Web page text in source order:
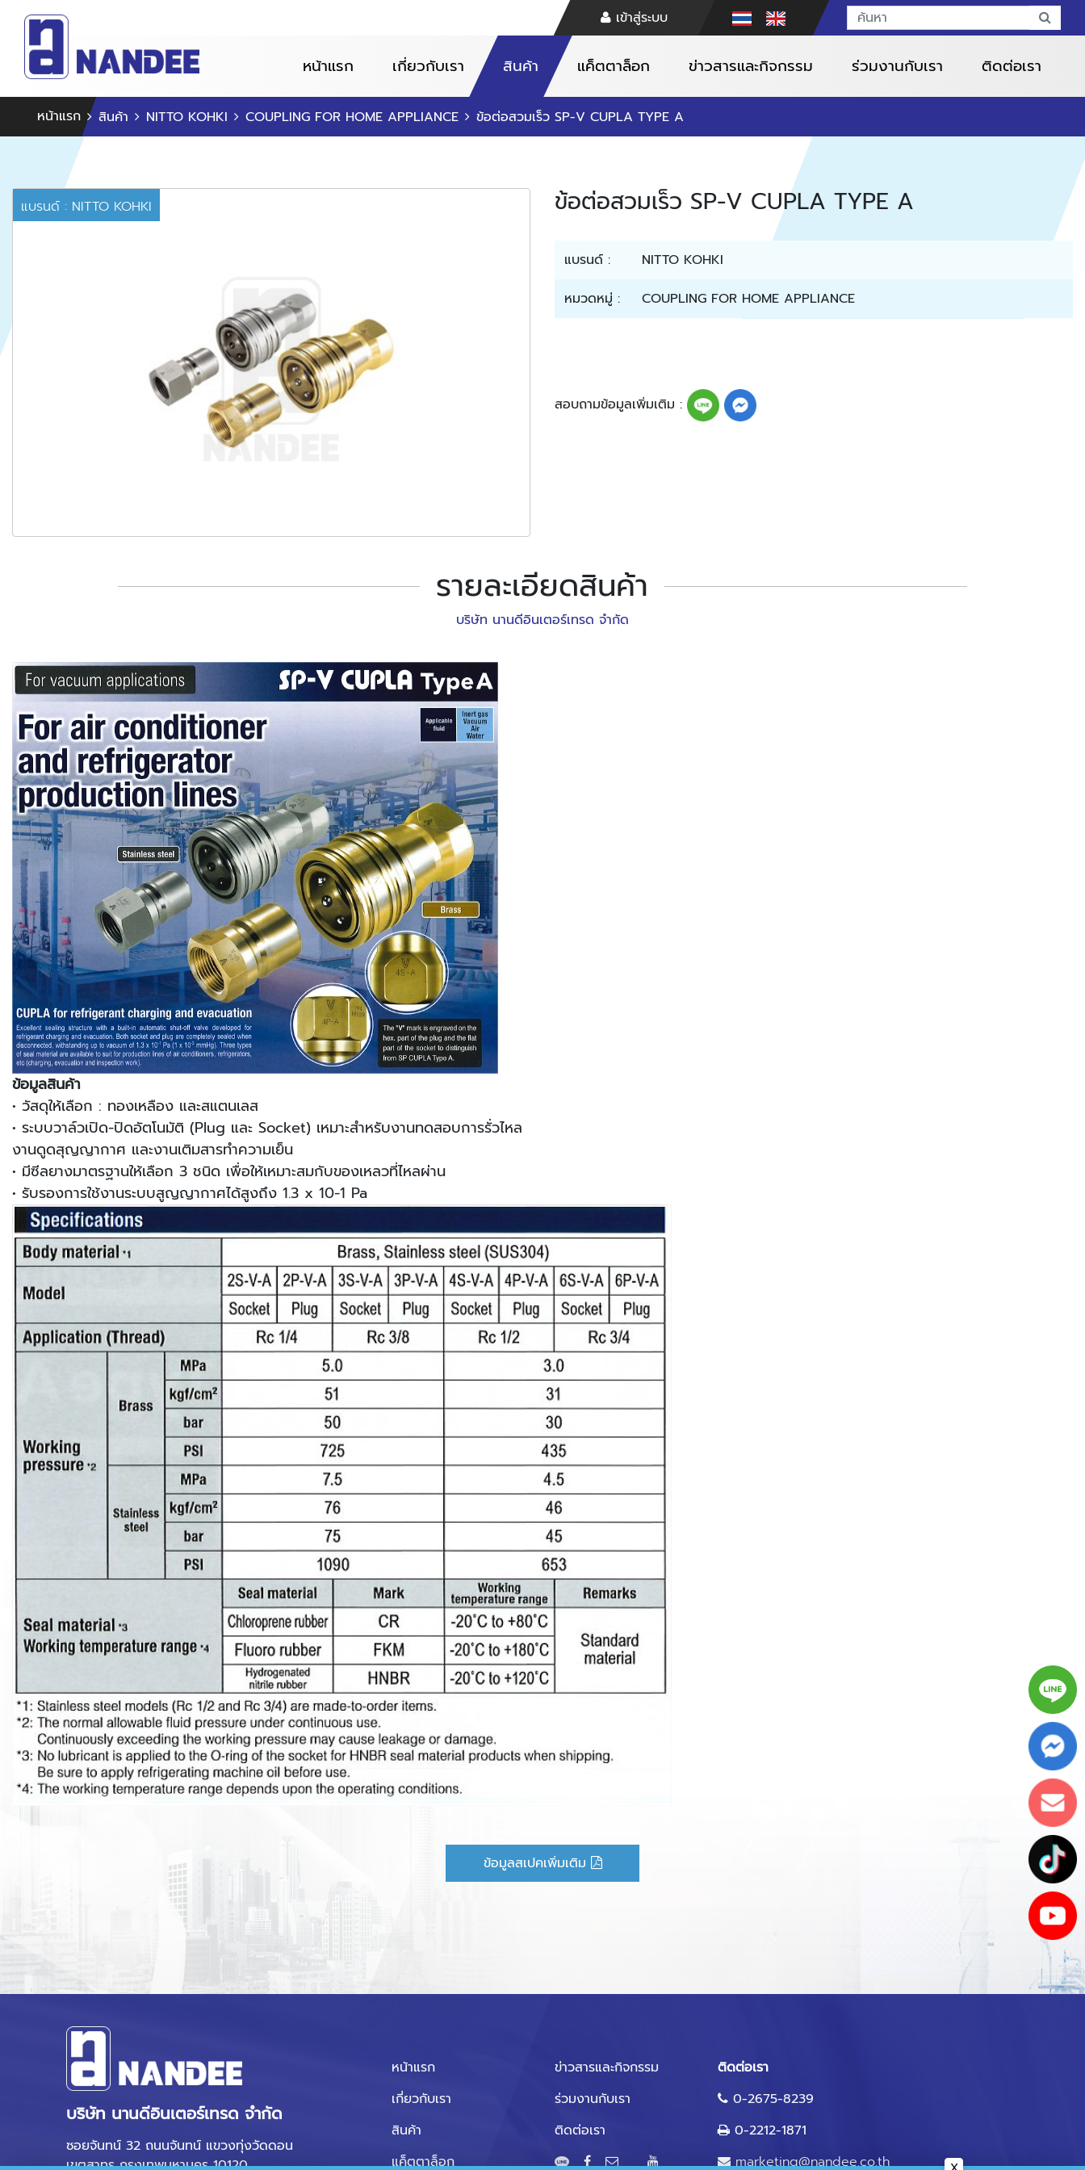
เข้าสู่ระบบ
หน้าแรก เกี่ยวกับเรา สินค้า แค็ตตาล็อก ข่าวสารและกิจกรรม ร่วมงานกับเรา ติดต่อเรา
หน้าแรก สินค้า NITTO KOHKI COUPLING FOR HOME APPLIANCE ข้อต่อสวมเร็ว SP-V CUPLA TYPE A
แบรนด์ : NITTO KOHKI ข้อต่อสวมเร็ว SP-V CUPLA TYPE A
แบรนด์ :
NITTO KOHKI
หมวดหมู่ :
COUPLING FOR HOME APPLIANCE
สอบถามข้อมูลเพิ่มเติม :
รายละเอียดสินค้า
บริษัท นานดีอินเตอร์เทรด จำกัด
ข้อมูลสินค้า
• วัสดุให้เลือก : ทองเหลือง และสแตนเลส
• ระบบวาล์วเปิด-ปิดอัตโนมัติ (Plug และ Socket) เหมาะสำหรับงานทดสอบการรั่วไหล
งานดูดสุญญากาศ และงานเติมสารทำความเย็น
• มีซีลยางมาตรฐานให้เลือก 3 ชนิด เพื่อให้เหมาะสมกับของเหลวที่ไหลผ่าน
• รับรองการใช้งานระบบสูญญากาศได้สูงถึง 1.3 x 10-1 Pa
ข้อมูลสเปคเพิ่มเติม
บริษัท นานดีอินเตอร์เทรด จำกัด
ซอยจันทน์ 32 ถนนจันทน์ แขวงทุ่งวัดดอน
เขตสาทร กรุงเทพมหานคร 10120
หน้าแรก
เกี่ยวกับเรา
สินค้า
แค็ตตาล็อก
ข่าวสารและกิจกรรม
ร่วมงานกับเรา
ติดต่อเรา
ติดต่อเรา
0-2675-8239
0-2212-1871
marketing@nandee.co.th